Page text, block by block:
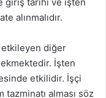
alınmalıdır.
etkileyen diğer
İşten
etkilidir. İşçi
tazminatı alması söz